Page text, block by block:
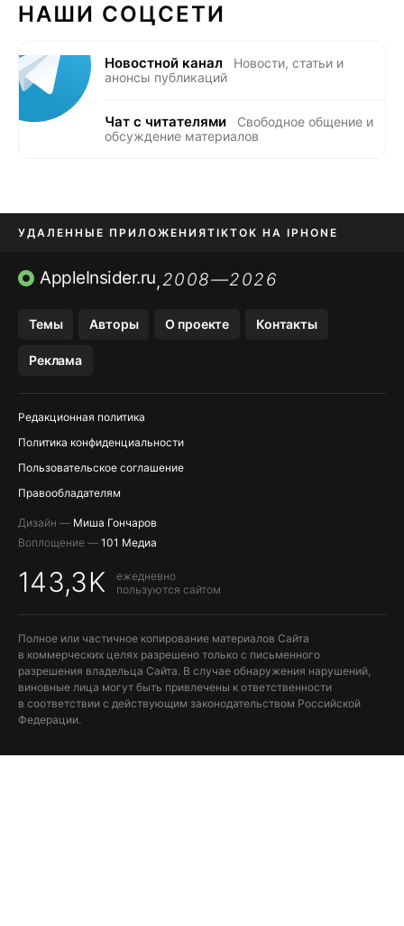
НАШИ СОЦСЕТИ
Новостной канал
Новости, статьи и
анонсы публикаций
Чат с читателями
Свободное общение и
обсуждение материалов
УДАЛЕННЫЕ ПРИЛОЖЕНИЯTIKTOK НА IPHONE
ПРИЛОЖЕНИЯ БЕЗ APP STORE
AppleInsider.ru,2008—2026
Темы Авторы О проекте Контакты
Реклама
Редакционная политика
Политика конфиденциальности
Пользовательское соглашение
Правообладателям
Дизайн — Миша Гончаров
Воплощение — 101 Медиа
143,3K
ежедневно
пользуются сайтом
Полное или частичное копирование материалов Сайта
в коммерческих целях разрешено только с письменного
разрешения владельца Сайта. В случае обнаружения нарушений,
виновные лица могут быть привлечены к ответственности
в соответствии с действующим законодательством Российской
Федерации.